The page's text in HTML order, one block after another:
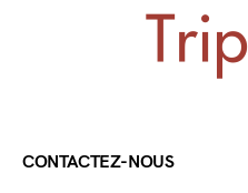
CONTACTEZ-NOUS